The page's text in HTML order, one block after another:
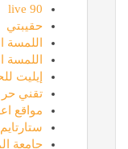
90 live
حقيبتي
اللمسة
اللمسة
إيليت
تقني حر
مواقع
ستارتايم
جامعة